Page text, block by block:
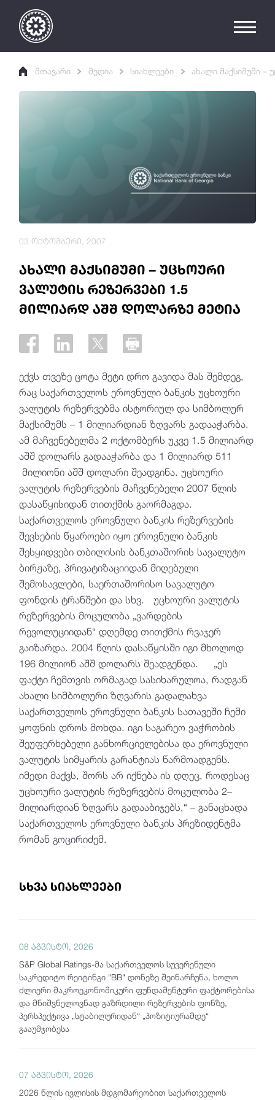
მთავარი მედია სიახლეები ახალი მაქსიმუმი –
ახალი მაქსიმუმი – უცხოური
ვალუტის რეზერვები 1.5
მილიარდ აშშ დოლარზე მეტია
03 ოქტომბერი, 2007
ექვს თვეზე ცოტა მეტი დრო გავიდა მას შემდეგ,
რაც საქართველოს ეროვნული ბანკის უცხოური
ვალუტის რეზერვებმა ისტორიულ და სიმბოლურ
მაქსიმუმს – 1 მილიარდიან ზღვარს გადააჭარბა.
ამ მაჩვენებელმა 2 ოქტომბერს უკვე 1.5 მილიარდ
აშშ დოლარს გადააჭარბა და 1 მილიარდ 511
მილიონი აშშ დოლარი შეადგინა. უცხოური
ვალუტის რეზერვების მაჩვენებელი 2007 წლის
დასაწყისიდან თითქმის გაორმაგდა.
საქართველოს ეროვნული ბანკის რეზერვების
შევსების წყაროები იყო ეროვნული ბანკის
შესყიდვები თბილისის ბანკთაშორის სავალუტო
ბირჟაზე, პრივატიზაციიდან მიღებული
შემოსავლები, საერთაშორისო სავალუტო
ფონდის ტრანშები და სხვ. უცხოური ვალუტის
რეზერვების მოცულობა „ვარდების
რევოლუციიდან“ დღემდე თითქმის რვაჯერ
გაიზარდა. 2004 წლის დასაწყისში იგი მხოლოდ
196 მილიონ აშშ დოლარს შეადგენდა. „ეს
ფაქტი ჩემთვის ორმაგად სასიხარულოა, რადგან
ახალი სიმბოლური ზღვარის გადალახვა
საქართველოს ეროვნული ბანკის სათავეში ჩემი
ყოფნის დროს მოხდა. იგი საგარეო ვაჭრობის
შეუფერხებელი განხორციელებისა და ეროვნული
ვალუტის სიმყარის გარანტიას წარმოადგენს.
იმედი მაქვს, შორს არ იქნება ის დღეც, როდესაც
უცხოური ვალუტის რეზერვების მოცულობა 2–
მილიარდიან ზღვარს გადააბიჯებს,“ – განაცხადა
საქართველოს ეროვნული ბანკის პრეზიდენტმა
რომან გოცირიძემ.
სხვა სიახლეები
08 აგვისტო, 2026
S&P Global Ratings-მა საქართველოს სუვერენული
საკრედიტო რეიტინგი "BB" დონეზე შეინარჩუნა, ხოლო
ძლიერი მაკროეკონომიკური ფუნდამენტური ფაქტორებისა
და მნიშვნელოვნად გაზრდილი რეზერვების ფონზე,
პერსპექტივა „სტაბილურიდან“ „პოზიტიურამდე“
გააუმჯობესა
07 აგვისტო, 2026
2026 წლის ივლისის მდგომარეობით საქართველოს